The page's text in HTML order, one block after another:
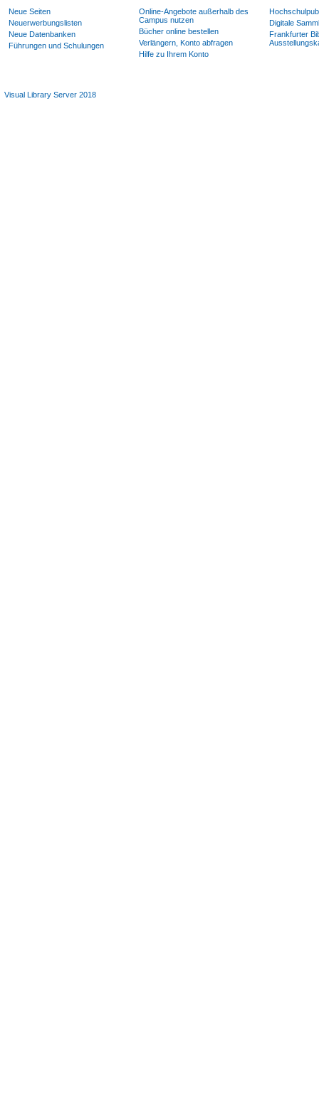
Neue Seiten
Neuerwerbungslisten
Neue Datenbanken
Führungen und Schulungen
Online-Angebote außerhalb des
Campus nutzen
Bücher online bestellen
Verlängern, Konto abfragen
Hilfe zu Ihrem Konto
Digitale
Frankfurter
Visual Library Server 2018